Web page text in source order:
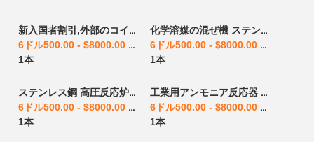
新入国者割引,外部のコイル反応炉の長期供給 化学反応炉 反応ケトル サプライヤー
6ドル500.00 - $8000.00 / パーツ
1本
化学溶媒の混ぜ機 ステンレス鋼の原子炉 化学反応炉 反応ケトル 供給者 ステンレス鋼の反応装置
6ドル500.00 - $8000.00 / パーツ
1本
ステンレス鋼 高圧反応炉 1L2L5L10L20L50L100L 化学反応炉 反応ケトル サプライヤー
6ドル500.00 - $8000.00 / パーツ
1本
工業用アンモニア反応器 アギタター 催化反応器 化学反応器 反応器 給油器 ステンレス鋼 反応器
6ドル500.00 - $8000.00 / パーツ
1本